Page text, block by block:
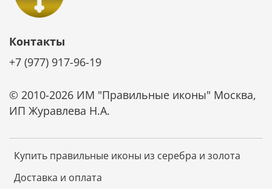
Купить правильные иконы из серебра и золота
Доставка и оплата
Контакты
+7 (977) 917-96-19
© 2010-2026 ИМ "Правильные иконы" Москва,
ИП Журавлева Н.А.